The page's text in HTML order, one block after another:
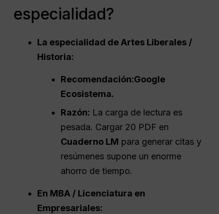
especialidad?
La especialidad de Artes Liberales /
Historia:
Recomendación:Google
Ecosistema.
Razón: La carga de lectura es
pesada. Cargar 20 PDF en
Cuaderno LM para generar citas y
resúmenes supone un enorme
ahorro de tiempo.
En MBA / Licenciatura en
Empresariales: